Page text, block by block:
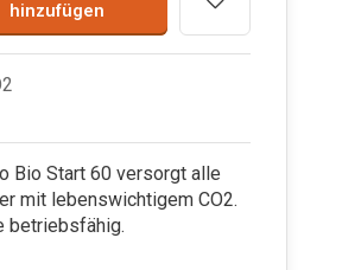
hinzufügen
Bio Start 60 versorgt alle
mit lebenswichtigem CO2.
betriebsfähig.